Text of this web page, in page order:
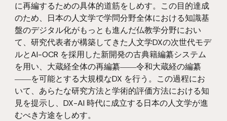
に再編するための具体的道筋をしめす。この目的達成
のため、日本の人文学で学問分野全体における知識基
盤のデジタル化がもっとも進んだ仏教学分野におい
て、研究代表者が構築してきた人文学DXの次世代モデ
ルとAI-OCR を採用した新開発の古典籍編纂システム
を用い、大蔵経全体の再編纂――令和大蔵経の編纂
――を可能とする大規模なDX を行う。この過程にお
いて、あらたな研究方法と学術的評価方法における知
見を提示し、DX-AI 時代に成立する日本の人文学が進
むべき方途をしめす。